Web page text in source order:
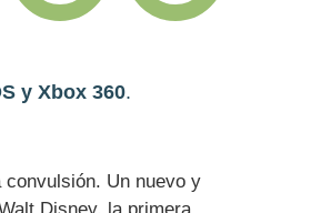
y Xbox 360.
Un nuevo y